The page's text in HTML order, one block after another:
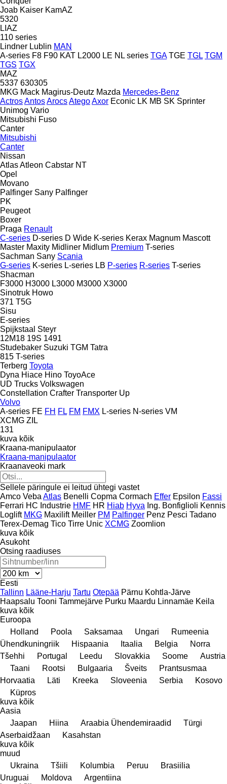
Joab Kaiser KamAZ
5320
LIAZ
110 series
Lindner Lublin MAN
A-series F8 F90 KAT L2000 LE NL series TGA TGE TGL TGM
TGS TGX
MAZ
5337 630305
MKG Mack Magirus-Deutz Mazda Mercedes-Benz
ActrosAntosArocsAtegoAxor Econic LK MB SK Sprinter
Unimog Vario
Mitsubishi Fuso
Canter
Mitsubishi
Canter
Nissan
AtlasAtleon Cabstar NT
Opel
Movano
Palfinger Sany Palfinger
PK
Peugeot
Boxer
Praga Renault
C-series D-series D Wide K-series Kerax Magnum Mascott
Master Maxity Midliner Midlum Premium T-series
Sachman Sany Scania
G-series K-series L-series LB P-series R-series T-series
Shacman
F3000 H3000 L3000 M3000 X3000
Sinotruk Howo
371 T5G
Sisu
E-series
Spijkstaal Steyr
12M18 19S 1491
Studebaker Suzuki TGM Tatra
815 T-series
Terberg Toyota
Dyna Hiace Hino ToyoAce
UD Trucks Volkswagen
Constellation Crafter Transporter Up
Volvo
A-series FE FH FL FM FMX L-series N-series VM
XCMG ZIL
131
kuva kõik
Kraana-manipulaator
Kraana-manipulaator
Kraanaveoki mark
Sellele päringule ei leitud ühtegi vastet
Amco Veba Atlas Benelli Copma Cormach Effer Epsilon Fassi
Ferrari HC Industrie HMF HR Hiab Hyva Ing. Bonfiglioli Kennis
Loglift MKG Maxilift Meiller PM Palfinger Penz Pesci Tadano
Terex-Demag Tico Tirre Unic XCMG Zoomlion
kuva kõik
Asukoht
Otsing raadiuses
Eesti
Tallinn Lääne-Harju Tartu Otepää Pärnu Kohtla-Järve
Haapsalu Tooni Tammejärve Purku Maardu Linnamäe Keila
kuva kõik
Euroopa
Holland
Poola Saksamaa Ungari
Rumeenia
Ühendkuningriik
Hispaania Itaalia Belgia
Norra
Tšehhi
Portugal Leedu Slovakkia Soome
Austria
Taani
Rootsi Bulgaaria Šveits
Prantsusmaa
Horvaatia
Läti Kreeka Sloveenia Serbia
Kosovo
Küpros
kuva kõik
Aasia
Jaapan
Hiina Araabia Ühendemiraadid
Türgi
Aserbaidžaan
Kasahstan
kuva kõik
muud
Ukraina
Tšiili Kolumbia Peruu
Brasiilia
Uruguai
Moldova
Argentiina